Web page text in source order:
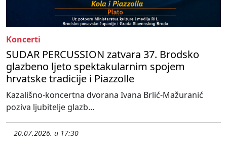
Koncerti
SUDAR PERCUSSION zatvara 37. Brodsko
glazbeno ljeto spektakularnim spojem
hrvatske tradicije i Piazzolle
Kazališno-koncertna dvorana Ivana Brlić-Mažuranić
poziva ljubitelje glazb...
20.07.2026. u 17:30